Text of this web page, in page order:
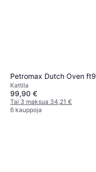
Petromax Dutch Oven ft9
Kattila
99,90 €
Tai 3 maksua 34,21 €
6 kauppoja